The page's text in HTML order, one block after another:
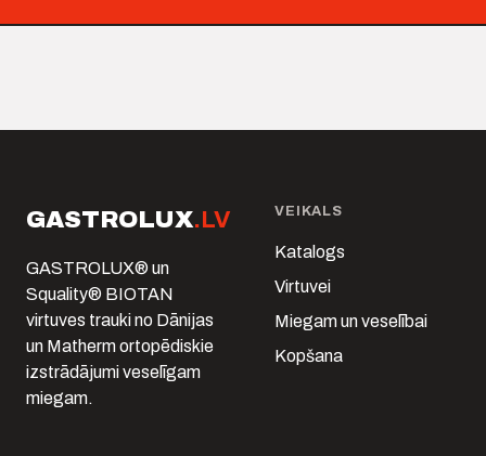
GASTROLUX.LV
GASTROLUX® un
Squality® BIOTAN
virtuves trauki no Dānijas
un Matherm ortopēdiskie
izstrādājumi veselīgam
miegam.
VEIKALS
Katalogs
Virtuvei
Miegam un veselībai
Kopšana